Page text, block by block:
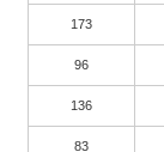
173
96
136
83